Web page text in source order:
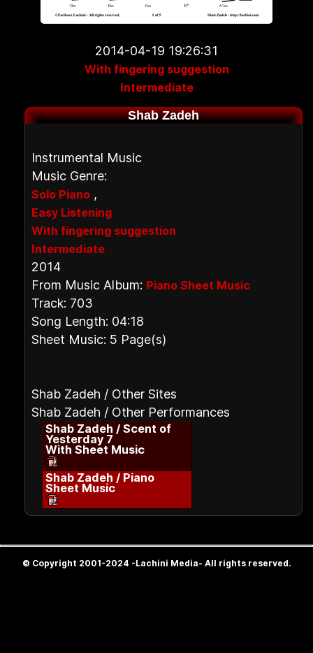
2014-04-19 19:26:31
With fingering suggestion
Intermediate
Shab Zadeh
Instrumental Music
Music Genre:
Solo Piano ,
Easy Listening
With fingering suggestion
Intermediate
2014
From Music Album: Piano Sheet Music
Track: 703
Song Length: 04:18
Sheet Music: 5 Page(s)
Shab Zadeh / Other Sites
Shab Zadeh / Other Performances
Shab Zadeh / Scent of
Yesterday 7
With Sheet Music
Shab Zadeh / Piano
Sheet Music
© Copyright 2001-2024 -Lachini Media- All rights reserved.